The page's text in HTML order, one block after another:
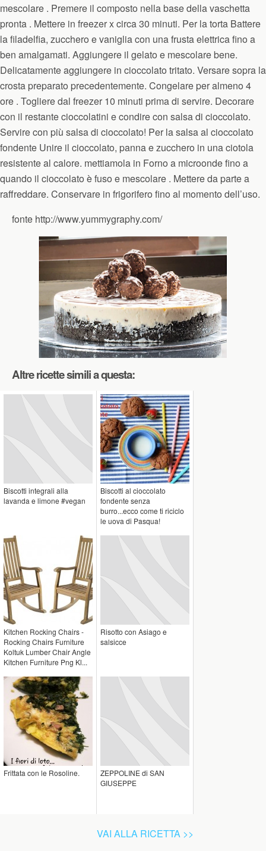
mescolare . Premere il composto nella base della vaschetta
pronta . Mettere in freezer x circa 30 minuti. Per la torta Battere
la filadelfia, zucchero e vaniglia con una frusta elettrica fino a
ben amalgamati. Aggiungere il gelato e mescolare bene.
Delicatamente aggiungere in cioccolato tritato. Versare sopra la
crosta preparato precedentemente. Congelare per almeno 4
ore . Togliere dal freezer 10 minuti prima di servire. Decorare
con il restante cioccolatini e condire con salsa di cioccolato.
Servire con più salsa di cioccolato! Per la salsa al cioccolato
fondente Unire il cioccolato, panna e zucchero in una ciotola
resistente al calore. mettiamola in Forno a microonde fino a
quando il cioccolato è fuso e mescolare . Mettere da parte a
raffreddare. Conservare in frigorifero fino al momento dell’uso.
fonte http://www.yummygraphy.com/
Altre ricette simili a questa:
Biscotti integrali alla
lavanda e limone #vegan
Biscotti al cioccolato
fondente senza
burro...ecco come ti riciclo
le uova di Pasqua!
Kitchen Rocking Chairs -
Rocking Chairs Furniture
Koltuk Lumber Chair Angle
Kitchen Furniture Png Kl...
Risotto con Asiago e
salsicce
Frittata con le Rosoline.
ZEPPOLINE di SAN
GIUSEPPE
VAI ALLA RICETTA >>